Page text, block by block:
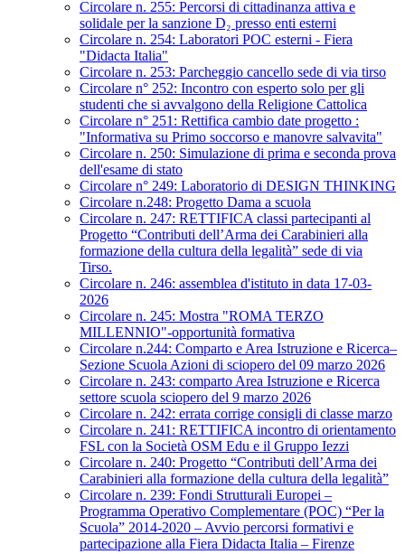
Circolare n. 255: Percorsi di cittadinanza attiva e
solidale per la sanzione D₂ presso enti esterni
Circolare n. 254: Laboratori POC esterni - Fiera
"Didacta Italia"
Circolare n. 253: Parcheggio cancello sede di via tirso
Circolare n° 252: Incontro con esperto solo per gli
studenti che si avvalgono della Religione Cattolica
Circolare n° 251: Rettifica cambio date progetto :
"Informativa su Primo soccorso e manovre salvavita"
Circolare n. 250: Simulazione di prima e seconda prova
dell'esame di stato
Circolare n° 249: Laboratorio di DESIGN THINKING
Circolare n.248: Progetto Dama a scuola
Circolare n. 247: RETTIFICA classi partecipanti al
Progetto “Contributi dell’Arma dei Carabinieri alla
formazione della cultura della legalità” sede di via
Tirso.
Circolare n. 246: assemblea d'istituto in data 17-03-
2026
Circolare n. 245: Mostra "ROMA TERZO
MILLENNIO"-opportunità formativa
Circolare n.244: Comparto e Area Istruzione e Ricerca–
Sezione Scuola Azioni di sciopero del 09 marzo 2026
Circolare n. 243: comparto Area Istruzione e Ricerca
settore scuola sciopero del 9 marzo 2026
Circolare n. 242: errata corrige consigli di classe marzo
Circolare n. 241: RETTIFICA incontro di orientamento
FSL con la Società OSM Edu e il Gruppo Iezzi
Circolare n. 240: Progetto “Contributi dell’Arma dei
Carabinieri alla formazione della cultura della legalità”
Circolare n. 239: Fondi Strutturali Europei –
Programma Operativo Complementare (POC) “Per la
Scuola” 2014-2020 – Avvio percorsi formativi e
partecipazione alla Fiera Didacta Italia – Firenze